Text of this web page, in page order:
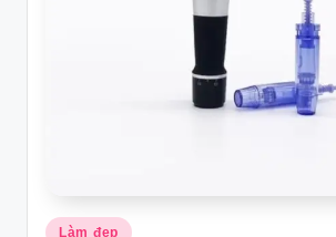
Posted
Làm đẹp